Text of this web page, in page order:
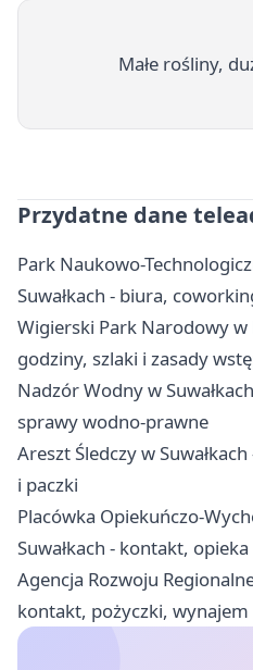
Małe rośliny,
Przydatne dane
Park Naukowo-
Suwałkach - biura,
Wigierski Park Narodowy
godziny, szlaki i zasady
Nadzór Wodny w
sprawy wodno-prawne
Areszt Śledczy w
i paczki
Placówka Opiekuńczo-
Suwałkach - kontakt,
Agencja Rozwoju
kontakt, pożyczki,